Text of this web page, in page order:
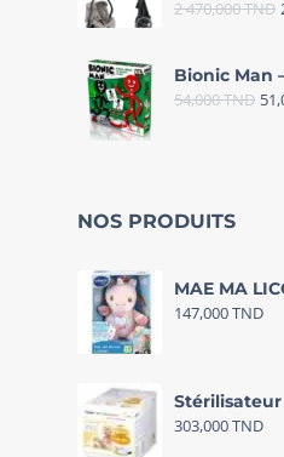
2 470,000TND
Bionic Man
54,000TND
NOS PRODUITS
MAE MA
147,000TND
303,000TND